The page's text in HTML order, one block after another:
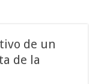
de un
de la